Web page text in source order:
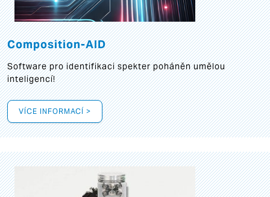
Composition-AID
Software pro identifikaci spekter poháněn umělou
inteligencí!
VÍCE INFORMACÍ >